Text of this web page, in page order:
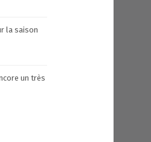
la saison
un très